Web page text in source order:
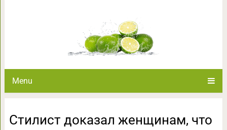
Menu
волос могут
Стилист доказал женщинам, что